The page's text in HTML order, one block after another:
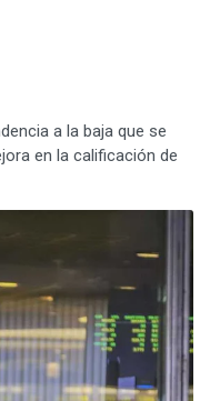
a la baja que se
en la calificación de